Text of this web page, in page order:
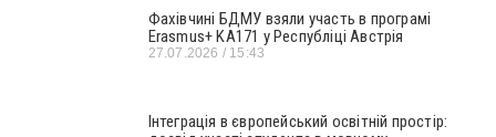
Фахівчині БДМУ взяли участь в програмі
Erasmus+ KA171 у Республіці Австрія
27.07.2026 15:43
Інтеграція в європейський освітній простір: